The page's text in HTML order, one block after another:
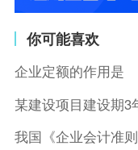
你可能喜欢
企业定额的作用是